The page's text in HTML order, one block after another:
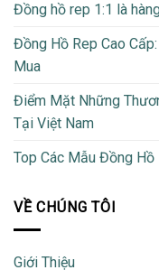
Đồng hồ rep 1:1 là
Đồng Hồ Rep Cao
Mua
Điểm Mặt Những
Tại Việt Nam
Top Các Mẫu Đồng
VỀ CHÚNG TÔI
Giới Thiệu